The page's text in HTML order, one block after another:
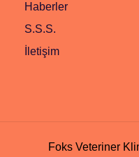
Haberler
S.S.S.
İletişim
Foks Veteriner